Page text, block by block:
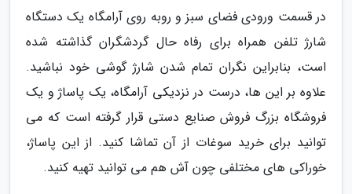
در قسمت ورودی فضای سبز و روبه روی آرامگاه یک دستگاه
شارژ تلفن همراه برای رفاه حال گردشگران گذاشته شده
است، بنابراین نگران تمام شدن شارژ گوشی خود نباشید.
علاوه بر این ها، درست در نزدیکی آرامگاه، یک پاساژ و یک
فروشگاه بزرگ فروش صنایع دستی قرار گرفته است که می
توانید برای خرید سوغات از آن تماشا کنید. از این پاساژ،
خوراکی های مختلفی چون آش هم می توانید تهیه کنید.